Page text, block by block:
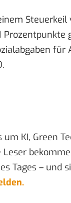
Steuerkeil
für
um KI, Green
Tages – und